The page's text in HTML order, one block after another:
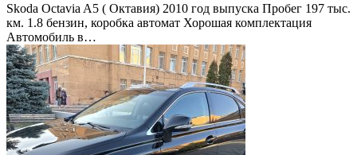
Skoda Octavia A5 ( Октавия) 2010 год выпуска Пробег 197 тыс.
км. 1.8 бензин, коробка автомат Хорошая комплектация
Автомобиль в…